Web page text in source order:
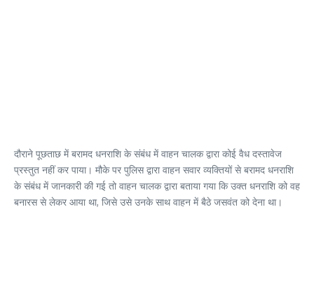
दौराने पूछताछ में बरामद धनराशि के संबंध में वाहन चालक द्वारा कोई वैध दस्तावेज
प्रस्तुत नहीं कर पाया। मौके पर पुलिस द्वारा वाहन सवार व्यक्तियों से बरामद धनराशि
के संबंध में जानकारी की गई तो वाहन चालक द्वारा बताया गया कि उक्त धनराशि को वह
बनारस से लेकर आया था, जिसे उसे उनके साथ वाहन में बैठे जसवंत को देना था।